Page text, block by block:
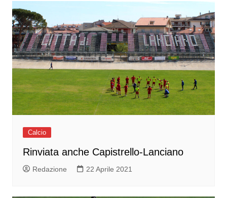
Calcio
Rinviata anche Capistrello-Lanciano
Redazione 22 Aprile 2021